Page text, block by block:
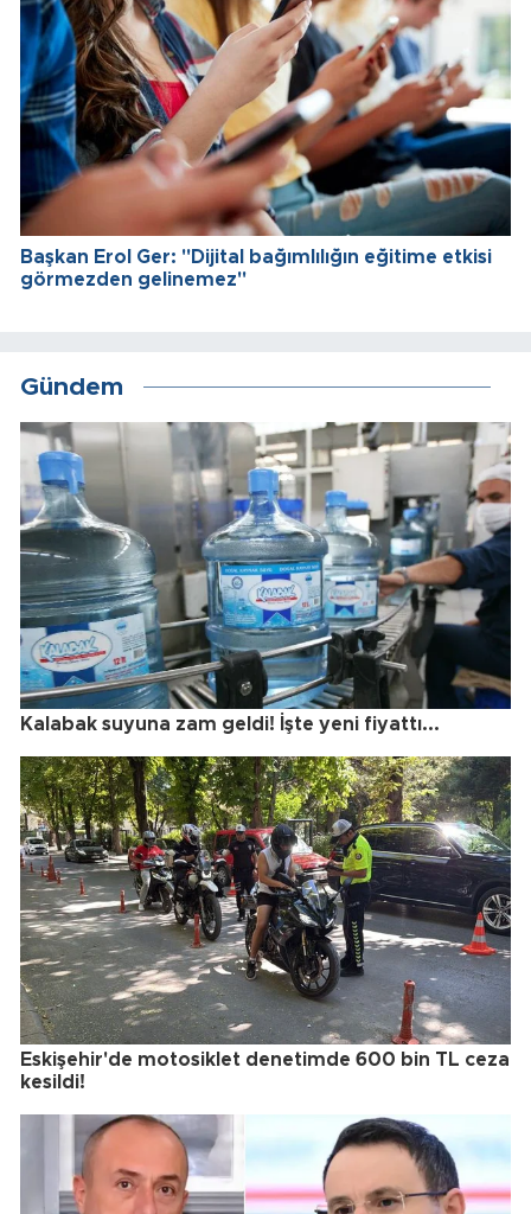
Başkan Erol Ger: "Dijital bağımlılığın eğitime etkisi
görmezden gelinemez"
Gündem
Kalabak suyuna zam geldi! İşte yeni fiyattı...
Eskişehir'de motosiklet denetimde 600 bin TL ceza
kesildi!